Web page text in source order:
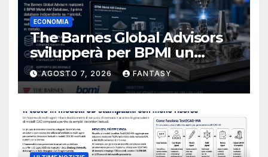
ECONOMIA
The Barnes Global Advisors
svilupperà per BPMI un
database per la stampa 3D
metallica destinata alla filiera
navale statunitense
AGOSTO 7, 2026 FANTASY